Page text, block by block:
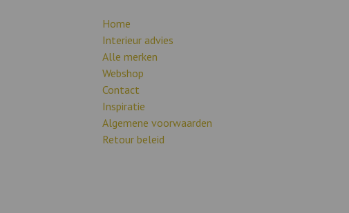
Home
Interieur advies
Alle merken
Webshop
Contact
Inspiratie
Algemene voorwaarden
Retour beleid